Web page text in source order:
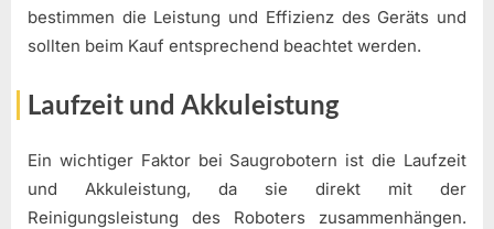
bestimmen die Leistung und Effizienz des Geräts und
sollten beim Kauf entsprechend beachtet werden.
Laufzeit und Akkuleistung
Ein wichtiger Faktor bei Saugrobotern ist die Laufzeit
und Akkuleistung, da sie direkt mit der
Reinigungsleistung des Roboters zusammenhängen.